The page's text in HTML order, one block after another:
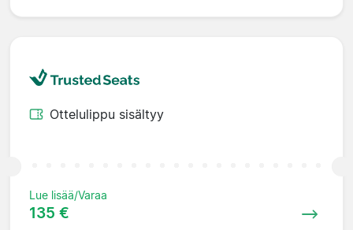
Ottelulippu sisältyy
Lue lisää/Varaa
135 €